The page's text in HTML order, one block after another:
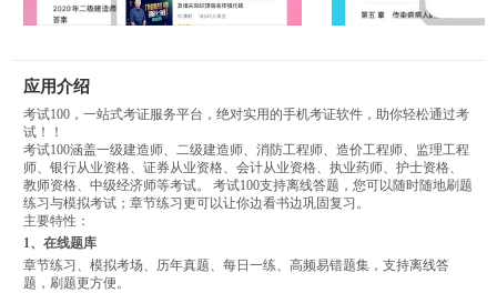
应用介绍
考试100，一站式考证服务平台，绝对实用的手机考证软件，助你轻松通过考
试！！
考试100涵盖一级建造师、二级建造师、消防工程师、造价工程师、监理工程
师、银行从业资格、证券从业资格、会计从业资格、执业药师、护士资格、
教师资格、中级经济师等考试。 考试100支持离线答题，您可以随时随地刷题
练习与模拟考试；章节练习更可以让你边看书边巩固复习。
主要特性：
1、在线题库
章节练习、模拟考场、历年真题、每日一练、高频易错题集，支持离线答
题，刷题更方便。